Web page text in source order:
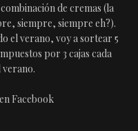
de cremas (la
siempre, siempre eh?).
el verano, voy a sortear 5
por 3 cajas cada
Facebook